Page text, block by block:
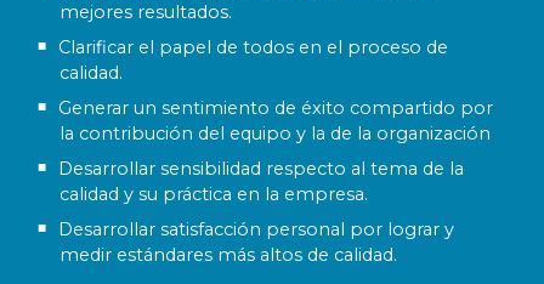
mejores resultados.
Clarificar el papel de todos en el proceso de
calidad.
Generar un sentimiento de éxito compartido por
la contribución del equipo y la de la organización
Desarrollar sensibilidad respecto al tema de la
calidad y su práctica en la empresa.
Desarrollar satisfacción personal por lograr y
medir estándares más altos de calidad.